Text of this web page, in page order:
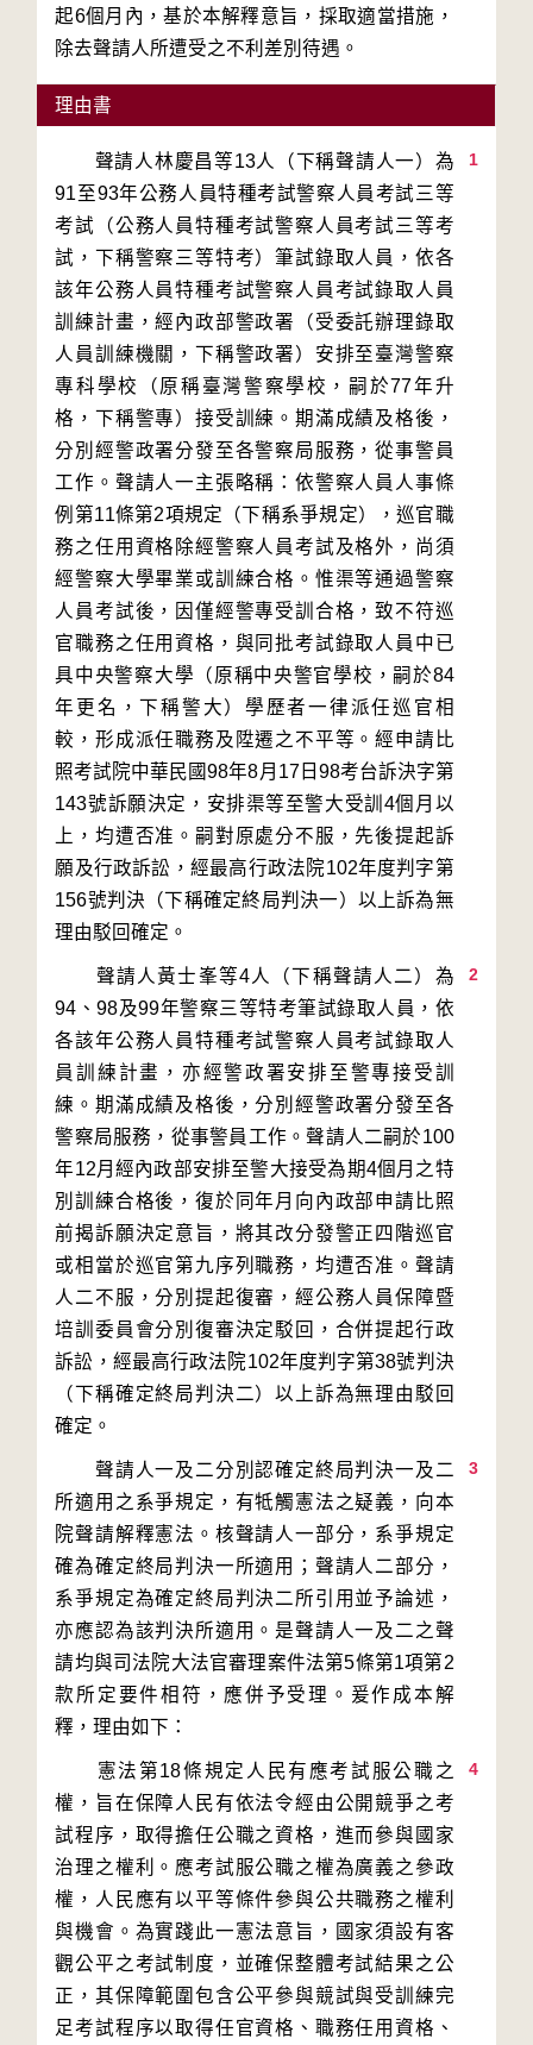
起6個月內，基於本解釋意旨，採取適當措施，
除去聲請人所遭受之不利差別待遇。
理由書
1
聲請人林慶昌等13人（下稱聲請人一）為
91至93年公務人員特種考試警察人員考試三等
考試（公務人員特種考試警察人員考試三等考
試，下稱警察三等特考）筆試錄取人員，依各
該年公務人員特種考試警察人員考試錄取人員
訓練計畫，經內政部警政署（受委託辦理錄取
人員訓練機關，下稱警政署）安排至臺灣警察
專科學校（原稱臺灣警察學校，嗣於77年升
格，下稱警專）接受訓練。期滿成績及格後，
分別經警政署分發至各警察局服務，從事警員
工作。聲請人一主張略稱：依警察人員人事條
例第11條第2項規定（下稱系爭規定），巡官職
務之任用資格除經警察人員考試及格外，尚須
經警察大學畢業或訓練合格。惟渠等通過警察
人員考試後，因僅經警專受訓合格，致不符巡
官職務之任用資格，與同批考試錄取人員中已
具中央警察大學（原稱中央警官學校，嗣於84
年更名，下稱警大）學歷者一律派任巡官相
較，形成派任職務及陞遷之不平等。經申請比
照考試院中華民國98年8月17日98考台訴決字第
143號訴願決定，安排渠等至警大受訓4個月以
上，均遭否准。嗣對原處分不服，先後提起訴
願及行政訴訟，經最高行政法院102年度判字第
156號判決（下稱確定終局判決一）以上訴為無
2
聲請人黃士峯等4人（下稱聲請人二）為
94、98及99年警察三等特考筆試錄取人員，依
各該年公務人員特種考試警察人員考試錄取人
員訓練計畫，亦經警政署安排至警專接受訓
練。期滿成績及格後，分別經警政署分發至各
警察局服務，從事警員工作。聲請人二嗣於100
年12月經內政部安排至警大接受為期4個月之特
別訓練合格後，復於同年月向內政部申請比照
前揭訴願決定意旨，將其改分發警正四階巡官
或相當於巡官第九序列職務，均遭否准。聲請
人二不服，分別提起復審，經公務人員保障暨
培訓委員會分別復審決定駁回，合併提起行政
訴訟，經最高行政法院102年度判字第38號判決
（下稱確定終局判決二）以上訴為無理由駁回
3
聲請人一及二分別認確定終局判決一及二
所適用之系爭規定，有牴觸憲法之疑義，向本
院聲請解釋憲法。核聲請人一部分，系爭規定
確為確定終局判決一所適用；聲請人二部分，
系爭規定為確定終局判決二所引用並予論述，
亦應認為該判決所適用。是聲請人一及二之聲
請均與司法院大法官審理案件法第5條第1項第2
款所定要件相符，應併予受理。爰作成本解
4
憲法第18條規定人民有應考試服公職之
權，旨在保障人民有依法令經由公開競爭之考
試程序，取得擔任公職之資格，進而參與國家
治理之權利。應考試服公職之權為廣義之參政
權，人民應有以平等條件參與公共職務之權利
與機會。為實踐此一憲法意旨，國家須設有客
觀公平之考試制度，並確保整體考試結果之公
正，其保障範圍包含公平參與競試與受訓練完
足考試程序以取得任官資格、職務任用資格、